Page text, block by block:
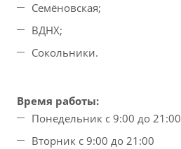
Семёновская;
ВДНХ;
Сокольники.
Время работы:
Понедельник с 9:00 до 21:00
Вторник с 9:00 до 21:00